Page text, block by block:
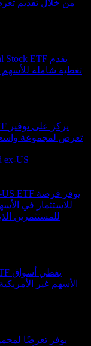
تغطية شاملة للأسهم
تعرض لمجموعة
ex-US
للاستثمار في
الأسهم غير